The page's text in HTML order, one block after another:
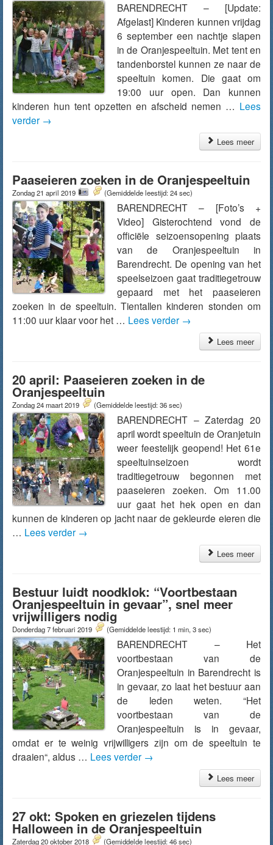
BARENDRECHT – [Update:
Afgelast] Kinderen kunnen vrijdag
6 september een nachtje slapen
in de Oranjespeeltuin. Met tent en
tandenborstel kunnen ze naar de
speeltuin komen. Die gaat om
19:00 uur open. Dan kunnen
kinderen hun tent opzetten en afscheid nemen … Lees
verder →
Lees meer
Paaseieren zoeken in de Oranjespeeltuin
Zondag 21 april 2019 (Gemiddelde leestijd: 24 sec)
BARENDRECHT – [Foto’s +
Video] Gisterochtend vond de
officiële seizoensopening plaats
van de Oranjespeeltuin in
Barendrecht. De opening van het
speelseizoen gaat traditiegetrouw
gepaard met het paaseieren
zoeken in de speeltuin. Tientallen kinderen stonden om
11:00 uur klaar voor het … Lees verder →
Lees meer
20 april: Paaseieren zoeken in de
Oranjespeeltuin
Zondag 24 maart 2019 (Gemiddelde leestijd: 36 sec)
BARENDRECHT – Zaterdag 20
april wordt speeltuin de Oranjetuin
weer feestelijk geopend! Het 61e
speeltuinseizoen wordt
traditiegetrouw begonnen met
paaseieren zoeken. Om 11.00
uur gaat het hek open en dan
kunnen de kinderen op jacht naar de gekleurde eieren die
… Lees verder →
Lees meer
Bestuur luidt noodklok: “Voortbestaan
Oranjespeeltuin in gevaar”, snel meer
vrijwilligers nodig
Donderdag 7 februari 2019 (Gemiddelde leestijd: 1 min, 3 sec)
BARENDRECHT – Het
voortbestaan van de
Oranjespeeltuin in Barendrecht is
in gevaar, zo laat het bestuur aan
de leden weten. “Het
voortbestaan van de
Oranjespeeltuin is in gevaar,
omdat er te weinig vrijwilligers zijn om de speeltuin te
draaien“, aldus … Lees verder →
Lees meer
27 okt: Spoken en griezelen tijdens
Halloween in de Oranjespeeltuin
Zaterdag 20 oktober 2018 (Gemiddelde leestijd: 46 sec)